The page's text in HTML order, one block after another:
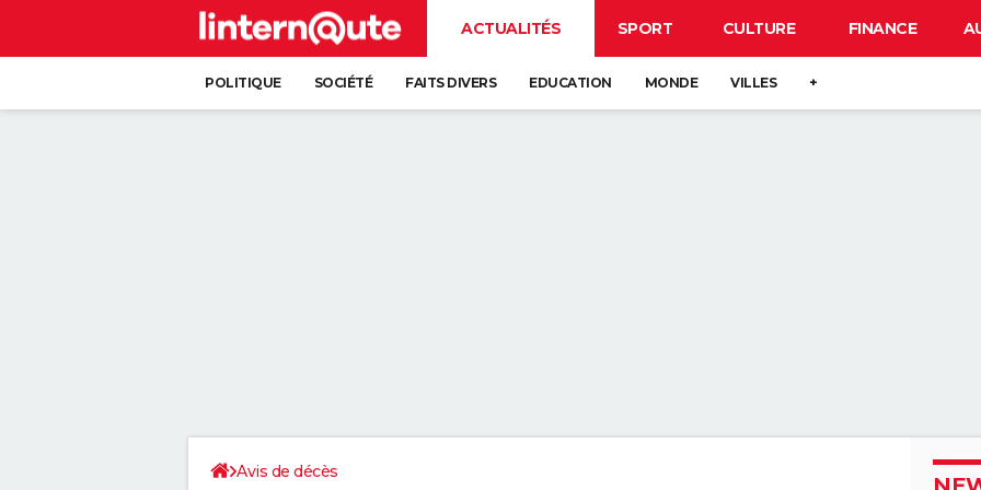
ACTUALITÉS SPORT CULTURE FINANCE
POLITIQUE SOCIÉTÉ FAITS DIVERS EDUCATION MONDE VILLES +
Avis de décès